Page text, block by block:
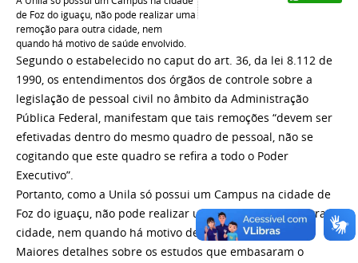
de Foz do iguaçu, não pode realizar uma
remoção para outra cidade, nem
quando há motivo de saúde envolvido.
Segundo o estabelecido no caput do art. 36, da lei 8.112 de
1990, os entendimentos dos órgãos de controle sobre a
legislação de pessoal civil no âmbito da Administração
Pública Federal, manifestam que tais remoções “devem ser
efetivadas dentro do mesmo quadro de pessoal, não se
cogitando que este quadro se refira a todo o Poder
Executivo”.
Portanto, como a Unila só possui um Campus na cidade de
Foz do iguaçu, não pode realizar uma remoção para outra
cidade, nem quando há motivo de saúde envolvido.
Maiores detalhes sobre os estudos que embasaram o